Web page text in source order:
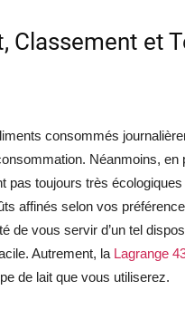
Classement et
consommés
Néanmoins, en
toujours très
affinés selon vos
de vous servir d’un tel
Autrement, la Lagrange
de lait que vous utiliserez.